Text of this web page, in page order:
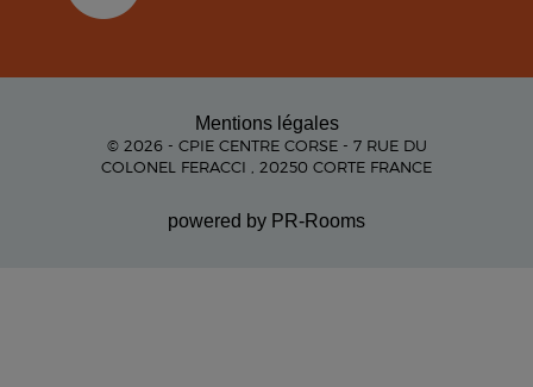
Mentions légales
© 2026 - CPIE CENTRE CORSE - 7 RUE DU
COLONEL FERACCI , 20250 CORTE FRANCE
powered by PR-Rooms